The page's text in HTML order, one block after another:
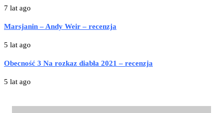
7 lat ago
Marsjanin – Andy Weir – recenzja
5 lat ago
Obecność 3 Na rozkaz diabła 2021 – recenzja
5 lat ago